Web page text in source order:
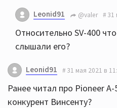
Leonid91 @valer 31
Относительно SV-400
слышали его?
Leonid91 31 мая 2021 в
Ранее читал про Pioneer
конкурент Винсенту?